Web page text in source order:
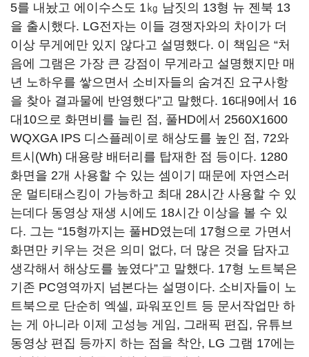
5를 내놨고 에이수스도 1㎏ 남짓의 13형 뉴 젠북 13
을 출시했다. LG전자는 이들 경쟁자와의 차이가 더
이상 무게에만 있지 않다고 설명했다. 이 책임은 “처
음에 그램은 가장 큰 강점이 무게라고 설명했지만 매
년 노하우를 쌓으면서 소비자들의 숨겨진 요구사항
을 찾아 결과물에 반영했다”고 말했다. 16대9에서 16
대10으로 화면비를 늘린 점, 풀HD에서 2560X1600
WQXGA IPS 디스플레이로 해상도를 높인 점, 72와
트시(Wh) 대용량 배터리를 탑재한 점 등이다. 1280
화면을 2개 사용할 수 있는 셈이기 때문에 자연스러
운 멀티태스킹이 가능하고 최대 28시간 사용할 수 있
는데다 동영상 재생 시에도 18시간 이상을 볼 수 있
다. 그는 “15형까지는 풀HD였는데 17형으로 가면서
화면만 키우는 것은 의미 없다, 더 많은 것을 담자고
생각해서 해상도를 높였다”고 말했다. 17형 노트북은
기존 PC영역까지 넘본다는 설명이다. 소비자들이 노
트북으로 단순히 엑셀, 파워포인트 등 문서작업만 하
는 게 아니라 이제 고성능 게임, 그래픽 편집, 유튜브
동영상 편집 등까지 하는 점을 착안, LG 그램 17에는